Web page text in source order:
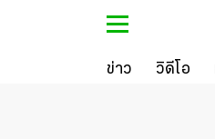
ข่าว วิดีโอ